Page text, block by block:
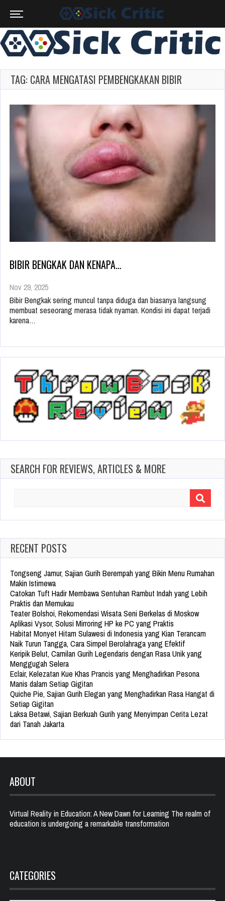
TAG: CARA MENGATASI PEMBENGKAKAN BIBIR
BIBIR BENGKAK DAN KENAPA…
Nov 29, 2025
Bibir Bengkak sering muncul tanpa diduga dan biasanya langsung
membuat seseorang merasa tidak nyaman. Kondisi ini dapat terjadi
karena…
SEARCH FOR REVIEWS, ARTICLES & MORE
RECENT POSTS
Tongseng Jamur, Sajian Gurih Berempah yang Bikin Menu Rumahan
Makin Istimewa
Catokan Tuft Hadir Membawa Sentuhan Rambut Indah yang Lebih
Praktis dan Memukau
Teater Bolshoi, Rekomendasi Wisata Seni Berkelas di Moskow
Aplikasi Vysor, Solusi Mirroring HP ke PC yang Praktis
Habitat Monyet Hitam Sulawesi di Indonesia yang Kian Terancam
Naik Turun Tangga, Cara Simpel Berolahraga yang Efektif
Keripik Belut, Camilan Gurih Legendaris dengan Rasa Unik yang
Menggugah Selera
Eclair, Kelezatan Kue Khas Prancis yang Menghadirkan Pesona
Manis dalam Setiap Gigitan
Quiche Pie, Sajian Gurih Elegan yang Menghadirkan Rasa Hangat di
Setiap Gigitan
Laksa Betawi, Sajian Berkuah Gurih yang Menyimpan Cerita Lezat
dari Tanah Jakarta
ABOUT
Virtual Reality in Education: A New Dawn for Learning The realm of
education is undergoing a remarkable transformation
CATEGORIES